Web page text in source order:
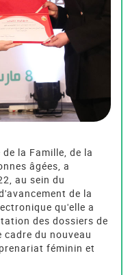
la Famille, de la
âgées, a
au sein du
de la
qu'elle a
des dossiers de
du nouveau
féminin et